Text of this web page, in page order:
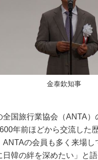
金泰欽知事
国旅行業協会（ANTA）
年前ほどから交流した
ANTAの会員も多く来場し
日韓の絆を深めたい」と語